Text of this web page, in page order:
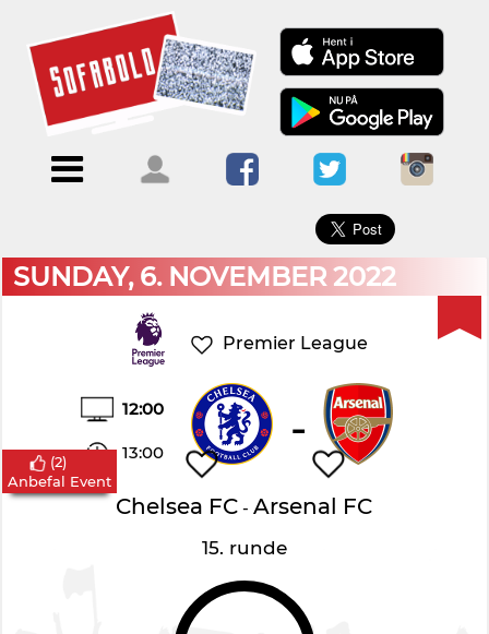
Menu
ForsideKalendere
Blogs
Om
Sofabold
Kontakt
bruger
ind
×
SUNDAY, 6. NOVEMBER 2022
Premier League
12:00
13:00 -
Chelsea FC -Arsenal FC
15. runde
(2)
Anbefal Event